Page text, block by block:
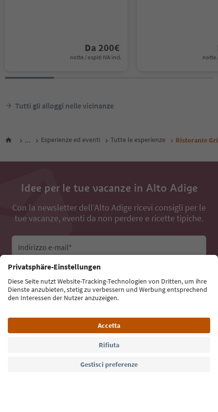
Da 200€
notte / ospiti IVA incl. notte
Tutti gli alloggi nelle vicinanze
... Esperienze ed eventi Tutte le esperienze Ristorante
Idee per le tue vacanze in Alto Adige
Con la newsletter dell’Alto Adige ricevi consigli per le
tue vacanze, eventi da non perdere e ricette tipiche.
Indirizzo e-mail*
Iscriviti alla newsletter